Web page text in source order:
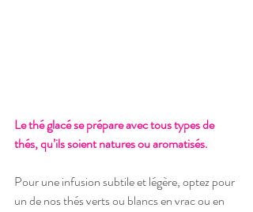
Le thé glacé se prépare avec tous types de
thés, qu’ils soient natures ou aromatisés.
Pour une infusion subtile et légère, optez pour
un de nos thés verts ou blancs en vrac ou en